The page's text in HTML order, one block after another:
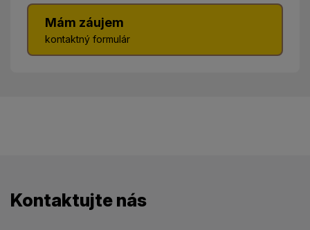
Mám záujem
kontaktný formulár
Kontaktujte nás